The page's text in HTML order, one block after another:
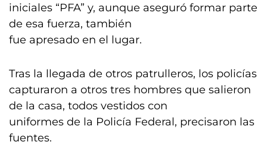
iniciales “PFA” y, aunque aseguró formar parte
de esa fuerza, también
fue apresado en el lugar.
Tras la llegada de otros patrulleros, los policías
capturaron a otros tres hombres que salieron
de la casa, todos vestidos con
uniformes de la Policía Federal, precisaron las
fuentes.